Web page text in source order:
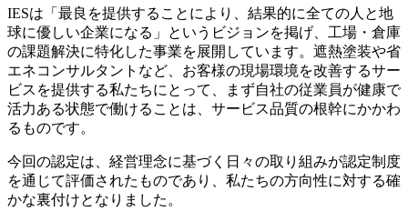
IESは「最良を提供することにより、結果的に全ての人と地
球に優しい企業になる」というビジョンを掲げ、工場・倉庫
の課題解決に特化した事業を展開しています。遮熱塗装や省
エネコンサルタントなど、お客様の現場環境を改善するサー
ビスを提供する私たちにとって、まず自社の従業員が健康で
活力ある状態で働けることは、サービス品質の根幹にかかわ
るものです。
今回の認定は、経営理念に基づく日々の取り組みが認定制度
を通じて評価されたものであり、私たちの方向性に対する確
かな裏付けとなりました。